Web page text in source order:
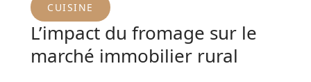
CUISINE
L’impact du fromage sur le
marché immobilier rural